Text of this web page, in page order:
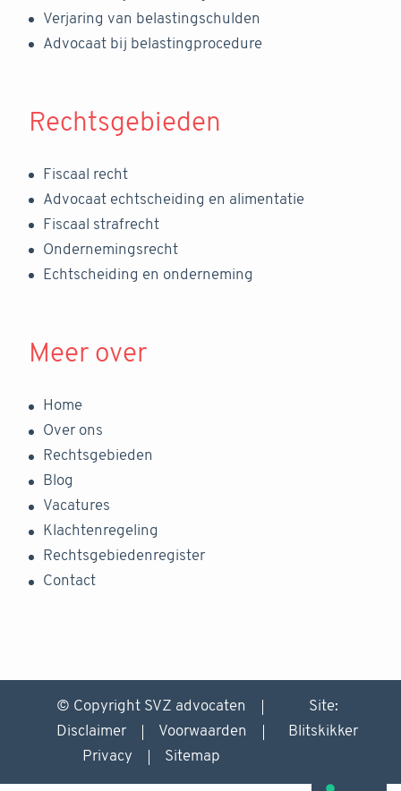
Verjaring van belastingschulden
Advocaat bij belastingprocedure
Rechtsgebieden
Fiscaal recht
Advocaat echtscheiding en alimentatie
Fiscaal strafrecht
Ondernemingsrecht
Echtscheiding en onderneming
Meer over
Home
Over ons
Rechtsgebieden
Blog
Vacatures
Klachtenregeling
Rechtsgebiedenregister
Contact
© Copyright SVZ advocaten
Disclaimer
Voorwaarden
Privacy
Sitemap
Site:
Blitskikker